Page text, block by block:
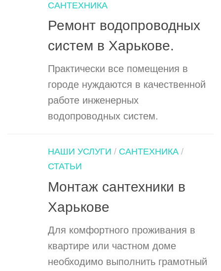
САНТЕХНИКА
Ремонт водопроводных
систем в Харькове.
Практически все помещения в
городе нуждаются в качественной
работе инженерных
водопроводных систем.
НАШИ УСЛУГИ / САНТЕХНИКА /
СТАТЬИ
Монтаж сантехники в
Харькове
Для комфортного проживания в
квартире или частном доме
необходимо выполнить грамотный